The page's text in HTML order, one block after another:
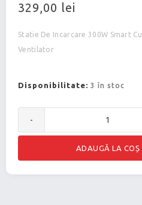
329,00 lei
Statie De Incarcare 300W Smart
Ventilator
Disponibilitate: 3 în stoc
-